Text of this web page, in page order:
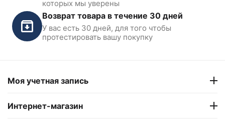
заправки кондиционеров
AC-3014
В наличии
ОДА Сервис AC-2024
В наличии
которых мы уверены
Возврат товара в течение 30 дней
У вас есть 30 дней, для того чтобы
протестировать вашу покупку
Моя учетная запись
Интернет-магазин